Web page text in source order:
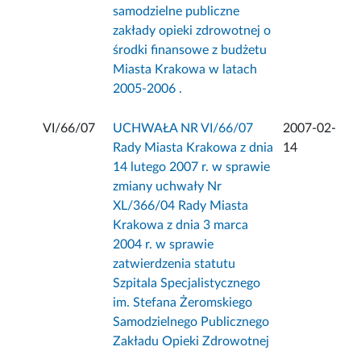
samodzielne publiczne
zakłady opieki zdrowotnej o
środki finansowe z budżetu
Miasta Krakowa w latach
2005-2006 .
VI/66/07
UCHWAŁA NR VI/66/07
Rady Miasta Krakowa z dnia
14 lutego 2007 r. w sprawie
zmiany uchwały Nr
XL/366/04 Rady Miasta
Krakowa z dnia 3 marca
2004 r. w sprawie
zatwierdzenia statutu
Szpitala Specjalistycznego
im. Stefana Żeromskiego
Samodzielnego Publicznego
Zakładu Opieki Zdrowotnej
2007-02-
14